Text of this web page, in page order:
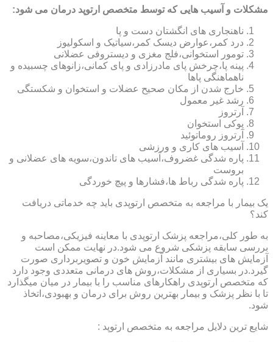
مشکلات و آسیب هایی که توسط متخصص ارتوپد درمان می شود:
ناهنجاری های انگشتان دست و پا
درد کمر،عوارض دیسک کمر،سیاتیک و اسکولیوز
تومور استخوانی،فلج مغزی و دیستروفی عضلانی
پینه پا،چرخش پای مادرزادی و پای کمانی،زانوهای چسبیده و
ناهماهنگی پاها
خارج شدن از مکان صحیح عضلات و استخوان و شکستگی
رشد غیر معمول
آرتروز
پوکی استخوان
آرتروز روماتوئید
آسیب های کاری و ورزشی
پاره شدگی غضروف،آسیب های تاندون،سویه های عضلانی و
بروست
پاره شدگی رباط ها،فشارها و پیچ خوردگی
یک بیمار با مراجعه به متخصص ارتوپدی باید چه خدماتی دریافت
کند؟
به طور کلی،مراجعه پزشک ارتوپدی با معاینه فیزیکی،مصاحبه و
بررسی سابقه پزشکی شروع می شود.در نهایت ممکن است
آزمایش های بیشتری مانند آزمایش خون و تصویربرداری صورت
گیرد.در بسیاری از مشکلات،روش های درمانی متعددی وجود دارد
که متخصص ارتوپدی راهکارهای مناسب را با بیمار در میان میگذارد
تا با نظر پزشک و بیمار بهترین روش برای درمان و بهبودی،اتخاذ
شود.
شایع ترین دلایل مراجعه به متخصص ارتوپد :